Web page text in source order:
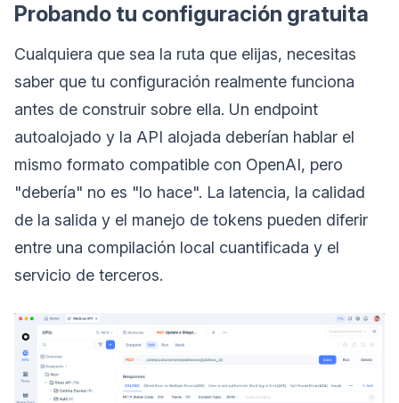
Probando tu configuración gratuita
Cualquiera que sea la ruta que elijas, necesitas
saber que tu configuración realmente funciona
antes de construir sobre ella. Un endpoint
autoalojado y la API alojada deberían hablar el
mismo formato compatible con OpenAI, pero
"debería" no es "lo hace". La latencia, la calidad
de la salida y el manejo de tokens pueden diferir
entre una compilación local cuantificada y el
servicio de terceros.